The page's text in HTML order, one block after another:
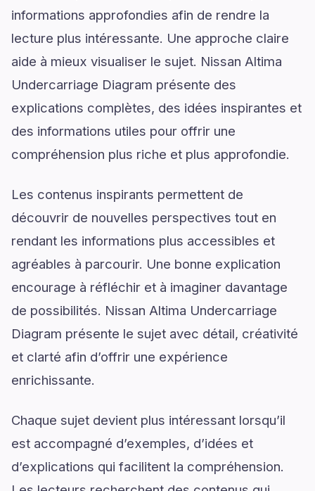
informations approfondies afin de rendre la
lecture plus intéressante. Une approche claire
aide à mieux visualiser le sujet. Nissan Altima
Undercarriage Diagram présente des
explications complètes, des idées inspirantes et
des informations utiles pour offrir une
compréhension plus riche et plus approfondie.
Les contenus inspirants permettent de
découvrir de nouvelles perspectives tout en
rendant les informations plus accessibles et
agréables à parcourir. Une bonne explication
encourage à réfléchir et à imaginer davantage
de possibilités. Nissan Altima Undercarriage
Diagram présente le sujet avec détail, créativité
et clarté afin d’offrir une expérience
enrichissante.
Chaque sujet devient plus intéressant lorsqu’il
est accompagné d’exemples, d’idées et
d’explications qui facilitent la compréhension.